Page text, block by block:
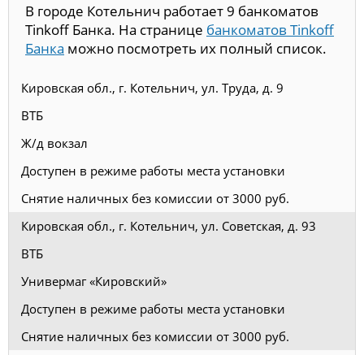
В городе Котельнич работает 9 банкоматов
Tinkoff Банка. На странице банкоматов Tinkoff
Банка можно посмотреть их полный список.
Кировская обл., г. Котельнич, ул. Труда, д. 9
ВТБ
Ж/д вокзал
Доступен в режиме работы места установки
Снятие наличных без комиссии от 3000 руб.
Кировская обл., г. Котельнич, ул. Советская, д. 93
ВТБ
Универмаг «Кировский»
Доступен в режиме работы места установки
Снятие наличных без комиссии от 3000 руб.